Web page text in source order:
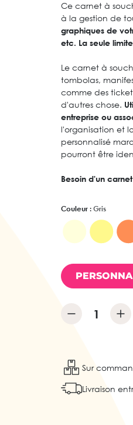
Ce carnet à
à la gestion de
graphiques de
etc. La seule
Le carnet à
tombolas,
comme des
d'autres chose.
entreprise ou
l'organisation et
personnalisé
pourront être
Besoin d'un
Couleur : Gris
Sur
Livraison